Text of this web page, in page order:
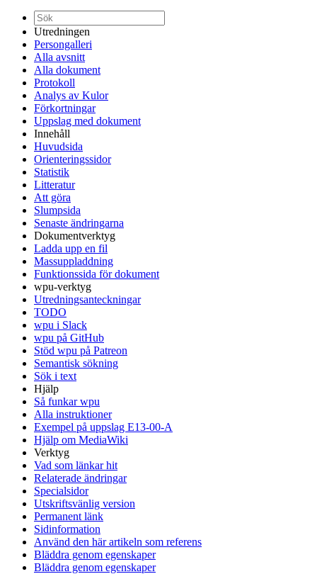
Utredningen
Persongalleri
Alla avsnitt
Alla dokument
Protokoll
Analys av Kulor
Förkortningar
Uppslag med dokument
Innehåll
Huvudsida
Orienteringssidor
Statistik
Litteratur
Att göra
Slumpsida
Senaste ändringarna
Dokumentverktyg
Ladda upp en fil
Massuppladdning
Funktionssida för dokument
wpu-verktyg
Utredningsanteckningar
TODO
wpu i Slack
wpu på GitHub
Stöd wpu på Patreon
Semantisk sökning
Sök i text
Hjälp
Så funkar wpu
Alla instruktioner
Exempel på uppslag E13-00-A
Hjälp om MediaWiki
Verktyg
Vad som länkar hit
Relaterade ändringar
Specialsidor
Utskriftsvänlig version
Permanent länk
Sidinformation
Använd den här artikeln som referens
Bläddra genom egenskaper
Bläddra genom egenskaper